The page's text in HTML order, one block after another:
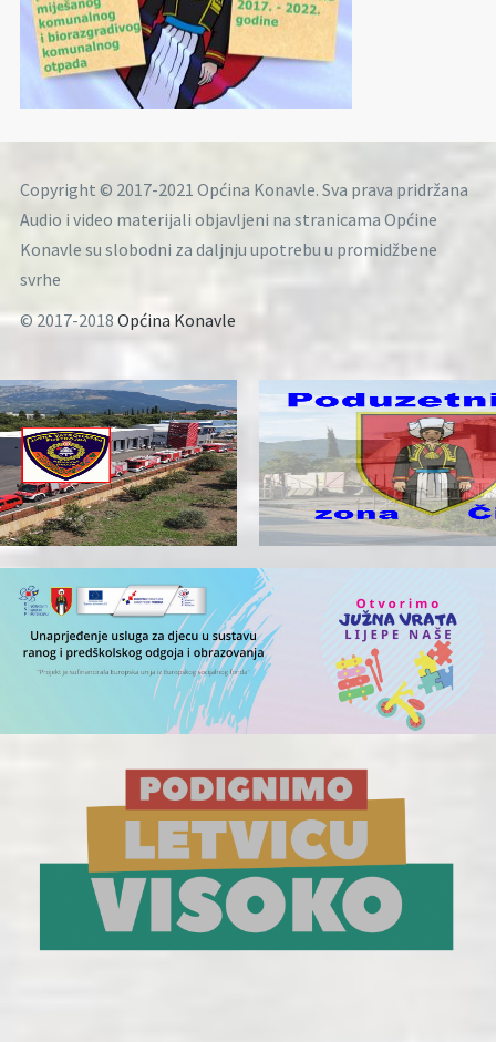
Copyright © 2017-2021 Općina Konavle. Sva prava pridržana
Audio i video materijali objavljeni na stranicama Općine
Konavle su slobodni za daljnju upotrebu u promidžbene
svrhe
© 2017-2018 Općina Konavle